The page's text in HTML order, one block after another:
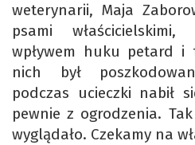
weterynarii, Maja
psami
wpływem huku petard i
nich był
podczas ucieczki nabił
pewnie z ogrodzenia.
wyglądało. Czekamy na